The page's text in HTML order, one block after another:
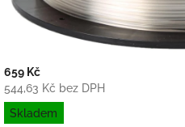
659 Kč
544,63 Kč bez DPH
Měrná
cena:
Skladem